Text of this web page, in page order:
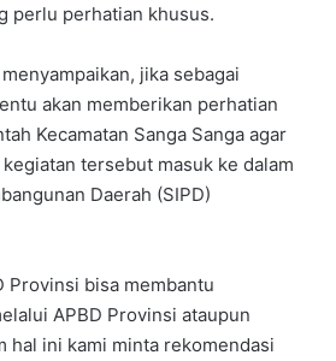
perlu perhatian khusus.
jika sebagai
akan memberikan perhatian
Kecamatan Sanga Sanga agar
tersebut masuk ke dalam
Daerah (SIPD)
Provinsi bisa membantu
APBD Provinsi ataupun
hal ini kami minta rekomendasi